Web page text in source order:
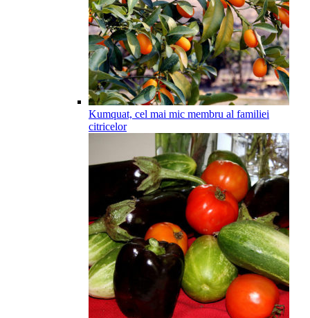
Kumquat, cel mai mic membru al familiei
citricelor